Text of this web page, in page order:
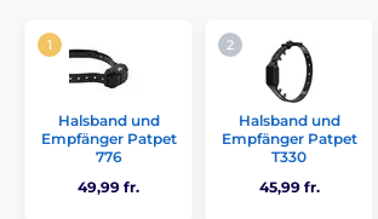
Halsband und
Empfänger Patpet
776
49,99 fr.
Halsband und
Empfänger Patpet
T330
45,99 fr.